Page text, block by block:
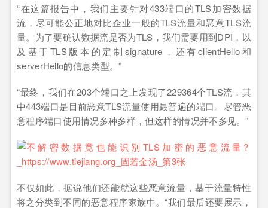
“在这篇报告中，我们主要针对433端口的TLS加密数据
流，尽可能公正地对比企业一般的TLS流量和恶意TLS流
量。为了要确认数据流是否为TLS，我们需要用到DPI，以
及基于TLS版本的定制signature，还有clientHello和
serverHello的信息类型。”
“最终，我们在203个端口之上发现了229364个TLS流，其
中443端口是目前恶意TLS流量使用最普遍的端口。尽管恶
意程序端口使用情况多种多样，但这样的情况并不多见。”
不仅如此，据说他们还能就这些恶意流量，基于流量特性
将之分类到不同的恶意程序家族中。“我们最后还要展示，